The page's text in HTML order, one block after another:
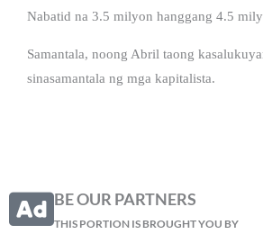
Nabatid na 3.5 milyon hanggang 4.5
Samantala, noong Abril taong
sinasamantala ng mga kapitalista.
BE OUR PARTNERS
THIS PORTION IS BROUGHT YOU BY